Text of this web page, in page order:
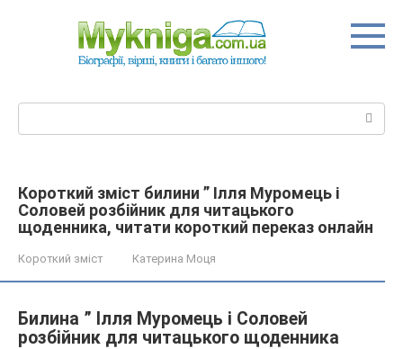
Короткий зміст билини ” Ілля Муромець і
Соловей розбійник для читацького
щоденника, читати короткий переказ онлайн
Короткий зміст Катерина Моця
Билина ” Ілля Муромець і Соловей
розбійник для читацького щоденника